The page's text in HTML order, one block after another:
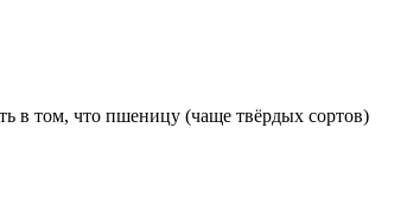
в том, что пшеницу (чаще твёрдых сортов)